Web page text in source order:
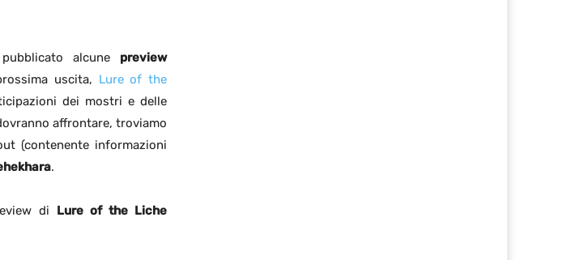
alcune preview
uscita, Lure of the
dei mostri e delle
affrontare, troviamo
(contenente informazioni
.
di Lure of the Liche